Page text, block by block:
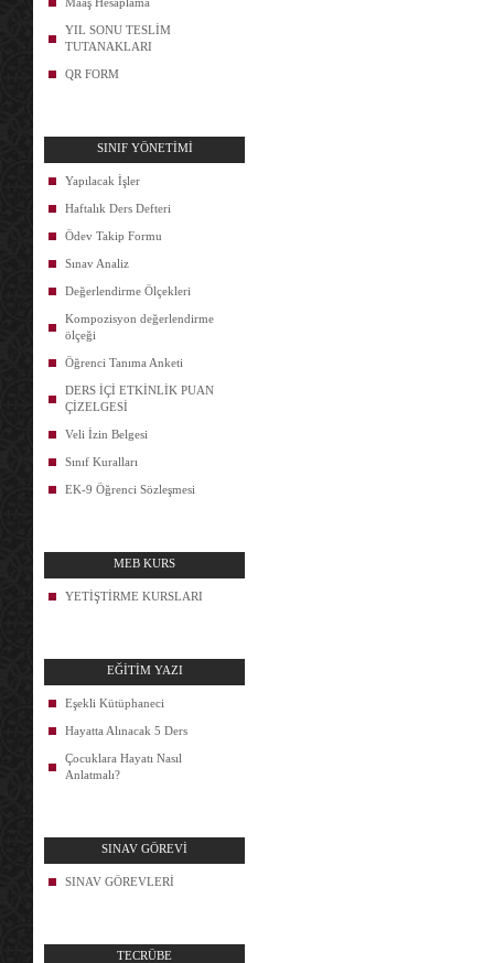
YIL SONU TESLİM
TUTANAKLARI
QR FORM
SINIF YÖNETİMİ
Yapılacak İşler
Haftalık Ders Defteri
Ödev Takip Formu
Sınav Analiz
Değerlendirme Ölçekleri
Kompozisyon değerlendirme
ölçeği
Öğrenci Tanıma Anketi
DERS İÇİ ETKİNLİK PUAN
ÇİZELGESİ
Veli İzin Belgesi
Sınıf Kuralları
EK-9 Öğrenci Sözleşmesi
MEB KURS
YETİŞTİRME KURSLARI
EĞİTİM YAZI
Eşekli Kütüphaneci
Hayatta Alınacak 5 Ders
Çocuklara Hayatı Nasıl
Anlatmalı?
SINAV GÖREVİ
SINAV GÖREVLERİ
TECRÜBE